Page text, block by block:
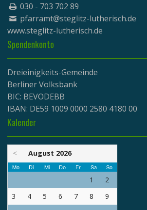
030 - 703 702 89
pfarramt@steglitz-lutherisch.de
www.steglitz-lutherisch.de
Spendenkonto
Dreieinigkeits-Gemeinde
Berliner Volksbank
BIC: BEVODEBB
IBAN: DE59 1009 0000 2580 4180 00
Kalender
< August 2026
Mo Di Mi Do Fr Sa So
1
2
3
4 5 6 7 8
9